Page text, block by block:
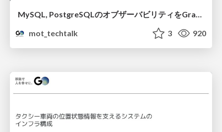
MySQL, PostgreSQLのオブザーバビリティをGrafanaで向上させた話
mot_techtalk
3 920